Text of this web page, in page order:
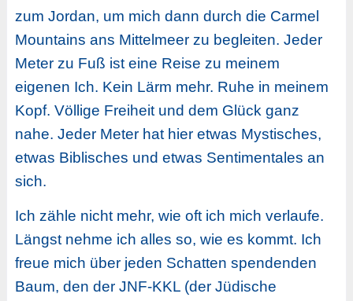
zum Jordan, um mich dann durch die Carmel
Mountains ans Mittelmeer zu begleiten. Jeder
Meter zu Fuß ist eine Reise zu meinem
eigenen Ich. Kein Lärm mehr. Ruhe in meinem
Kopf. Völlige Freiheit und dem Glück ganz
nahe. Jeder Meter hat hier etwas Mystisches,
etwas Biblisches und etwas Sentimentales an
sich.
Ich zähle nicht mehr, wie oft ich mich verlaufe.
Längst nehme ich alles so, wie es kommt. Ich
freue mich über jeden Schatten spendenden
Baum, den der JNF-KKL (der Jüdische